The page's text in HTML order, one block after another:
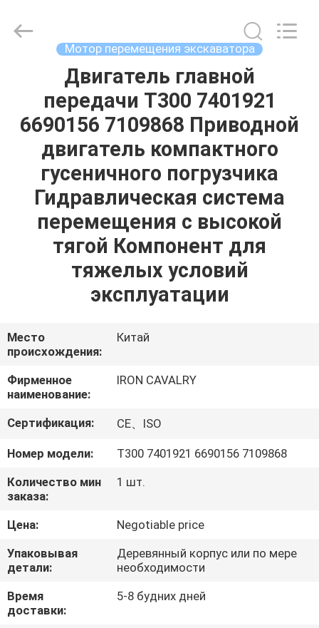
ГЛАВНАЯ
СТРАНИЦА
ПРОДУКЦИЯ
РОЛИКИ
О
КОМПАНИИ
НАША
ФАБРИКА
КАЧЕСТВА
ДАННЫЕ
НОВОСТИ
Мотор перемещения экскаватора
Двигатель главной
передачи T300 7401921
6690156 7109868 Приводной
двигатель компактного
гусеничного погрузчика
Гидравлическая система
перемещения с высокой
тягой Компонент для
тяжелых условий
эксплуатации
Место
происхождения:
Китай
Фирменное
наименование:
IRON CAVALRY
Сертификация: CE、ISO
Номер модели:
Т300 7401921 6690156 7109868
Количество мин
заказа:
1 шт.
Цена:
Negotiable price
Упаковывая
детали:
Деревянный корпус или по мере
необходимости
Время
доставки:
5-8 будних дней